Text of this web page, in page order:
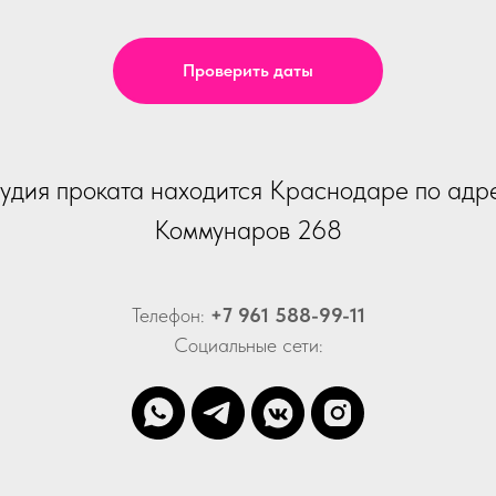
Проверить даты
проката находится Краснодаре по
Коммунаров 268
Телефон: +7 961 588-99-11
Социальные сети: